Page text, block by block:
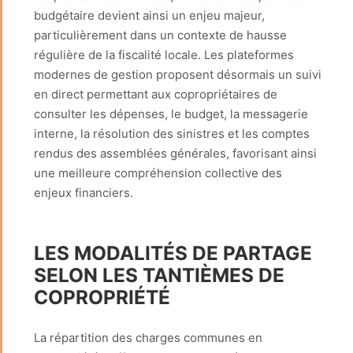
budgétaire devient ainsi un enjeu majeur,
particulièrement dans un contexte de hausse
régulière de la fiscalité locale. Les plateformes
modernes de gestion proposent désormais un suivi
en direct permettant aux copropriétaires de
consulter les dépenses, le budget, la messagerie
interne, la résolution des sinistres et les comptes
rendus des assemblées générales, favorisant ainsi
une meilleure compréhension collective des
enjeux financiers.
LES MODALITÉS DE PARTAGE
SELON LES TANTIÈMES DE
COPROPRIÉTÉ
La répartition des charges communes en